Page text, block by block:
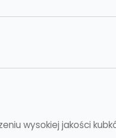
wysokiej jakości